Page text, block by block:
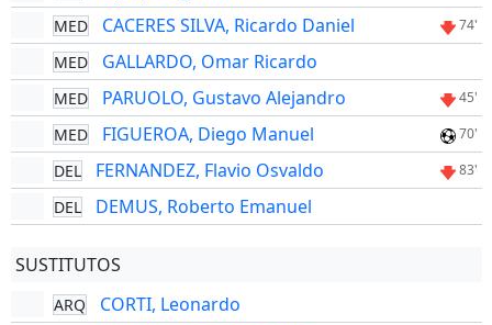
MED CACERES SILVA, Ricardo Daniel 74'
MED GALLARDO, Omar Ricardo
MED PARUOLO, Gustavo Alejandro 45'
MED FIGUEROA, Diego Manuel 70'
DEL FERNANDEZ, Flavio Osvaldo 83'
DEL DEMUS, Roberto Emanuel
SUSTITUTOS
ARQ CORTI, Leonardo